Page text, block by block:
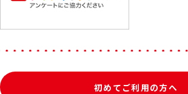
初めてご利用の方へ